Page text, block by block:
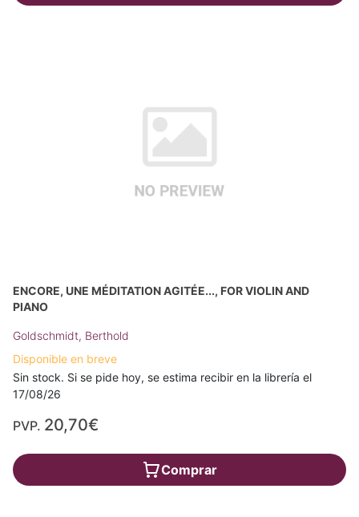
ENCORE, UNE MÉDITATION AGITÉE..., FOR VIOLIN AND
PIANO
Goldschmidt, Berthold
Disponible en breve
Sin stock. Si se pide hoy, se estima recibir en la librería el
17/08/26
PVP. 20,70€
Comprar